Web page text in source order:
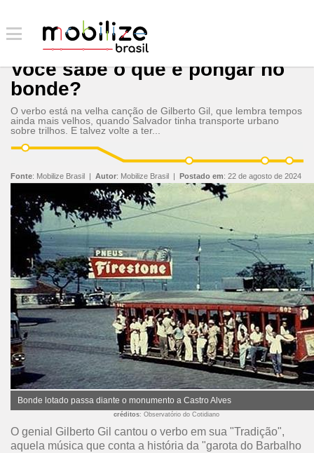
Você sabe o que é pongar no
bonde?
O verbo está na velha canção de Gilberto Gil, que lembra tempos
ainda mais velhos, quando Salvador tinha transporte urbano
sobre trilhos. E talvez volte a ter...
Fonte: Mobilize Brasil | Autor: Mobilize Brasil | Postado em: 22 de agosto de 2024
Bonde lotado passa diante o monumento a Castro Alves
créditos: Observatório do Cotidiano
O genial Gilberto Gil cantou o verbo em sua "Tradição",
aquela música que conta a história da "garota do Barbalho